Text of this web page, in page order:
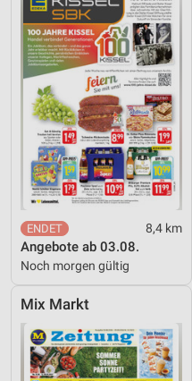
8,4 km
Angebote ab 03.08.
Noch morgen gültig
Mix Markt